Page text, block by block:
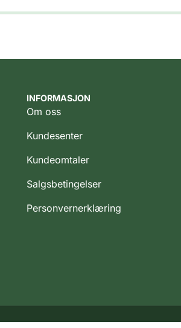
INFORMASJON
Om oss
Kundesenter
Kundeomtaler
Salgsbetingelser
Personvernerklæring